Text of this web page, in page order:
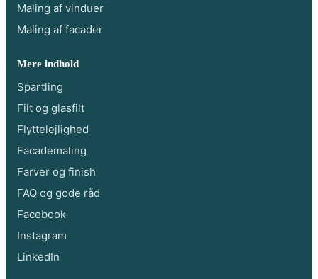
Maling af vinduer
Maling af facader
Mere indhold
Spartling
Filt og glasfilt
Flyttelejlighed
Facademaling
Farver og finish
FAQ og gode råd
Facebook
Instagram
LinkedIn